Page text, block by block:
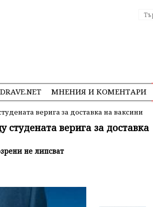
МНЕНИЯ И КОМЕНТАРИ
верига за доставка на ваксини
верига за доставка
не липсват